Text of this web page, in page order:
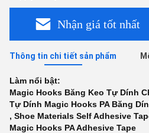
Nhận giá tốt nhất
Thông tin chi tiết sản phẩm
Làm nổi bật:
Magic Hooks Băng Keo Tự Dính
Tự Dính Magic Hooks PA Băng
, Shoe Materials Self Adhesive
Magic Hooks PA Adhesive Tape